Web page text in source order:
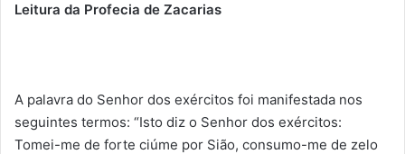
Leitura da Profecia de Zacarias
A palavra do Senhor dos exércitos foi manifestada nos
seguintes termos: “Isto diz o Senhor dos exércitos:
Tomei-me de forte ciúme por Sião, consumo-me de zelo